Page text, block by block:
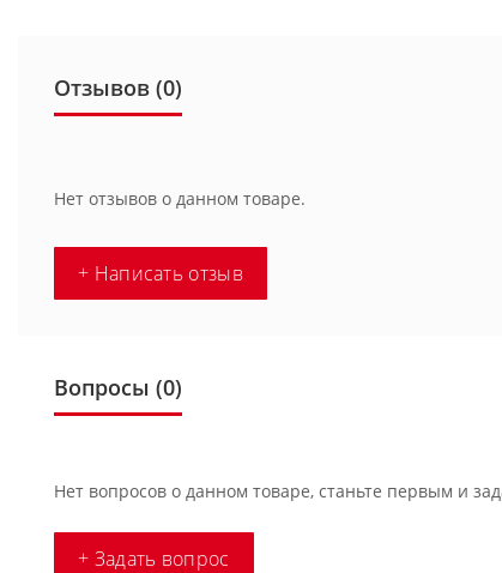
Отзывов (0)
Нет отзывов о данном товаре.
+ Написать отзыв
Вопросы (0)
Нет вопросов о данном товаре, станьте первым и
+ Задать вопрос